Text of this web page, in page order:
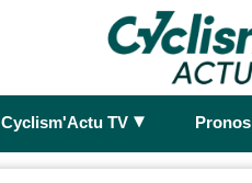
Cyclism'Actu TV ► Pronos